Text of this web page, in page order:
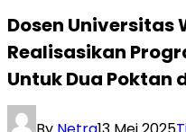
Dosen Universitas
Realisasikan
Untuk Dua Poktan